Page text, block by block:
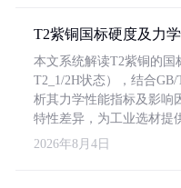
T2紫铜国标硬度及力
本文系统解读T2紫铜的国
T2_1/2H状态），结合
析其力学性能指标及影响
特性差异，为工业选材提
2026年8月4日